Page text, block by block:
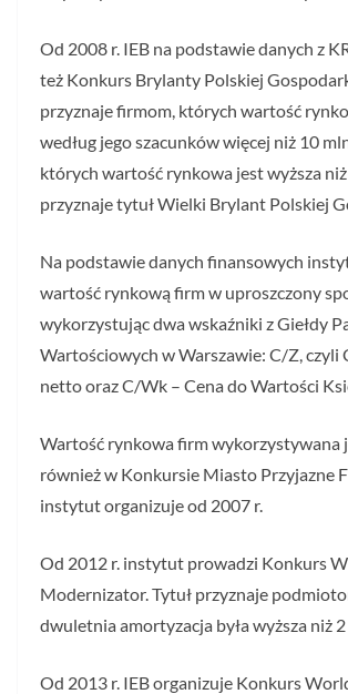
Od 2008 r. IEB na podstawie danych z
też Konkurs Brylanty Polskiej
przyznaje firmom, których wartość
według jego szacunków więcej niż 10
których wartość rynkowa jest wyższa niż
przyznaje tytuł Wielki Brylant Polskiej
Na podstawie danych finansowych
wartość rynkową firm w uproszczony
wykorzystując dwa wskaźniki z Giełdy
Wartościowych w Warszawie: C/Z, czyli
netto oraz C/Wk – Cena do Wartości
Wartość rynkowa firm wykorzystywana
również w Konkursie Miasto Przyjazne
instytut organizuje od 2007 r.
Od 2012 r. instytut prowadzi Konkurs
Modernizator. Tytuł przyznaje
dwuletnia amortyzacja była wyższa niż 2
Od 2013 r. IEB organizuje Konkurs